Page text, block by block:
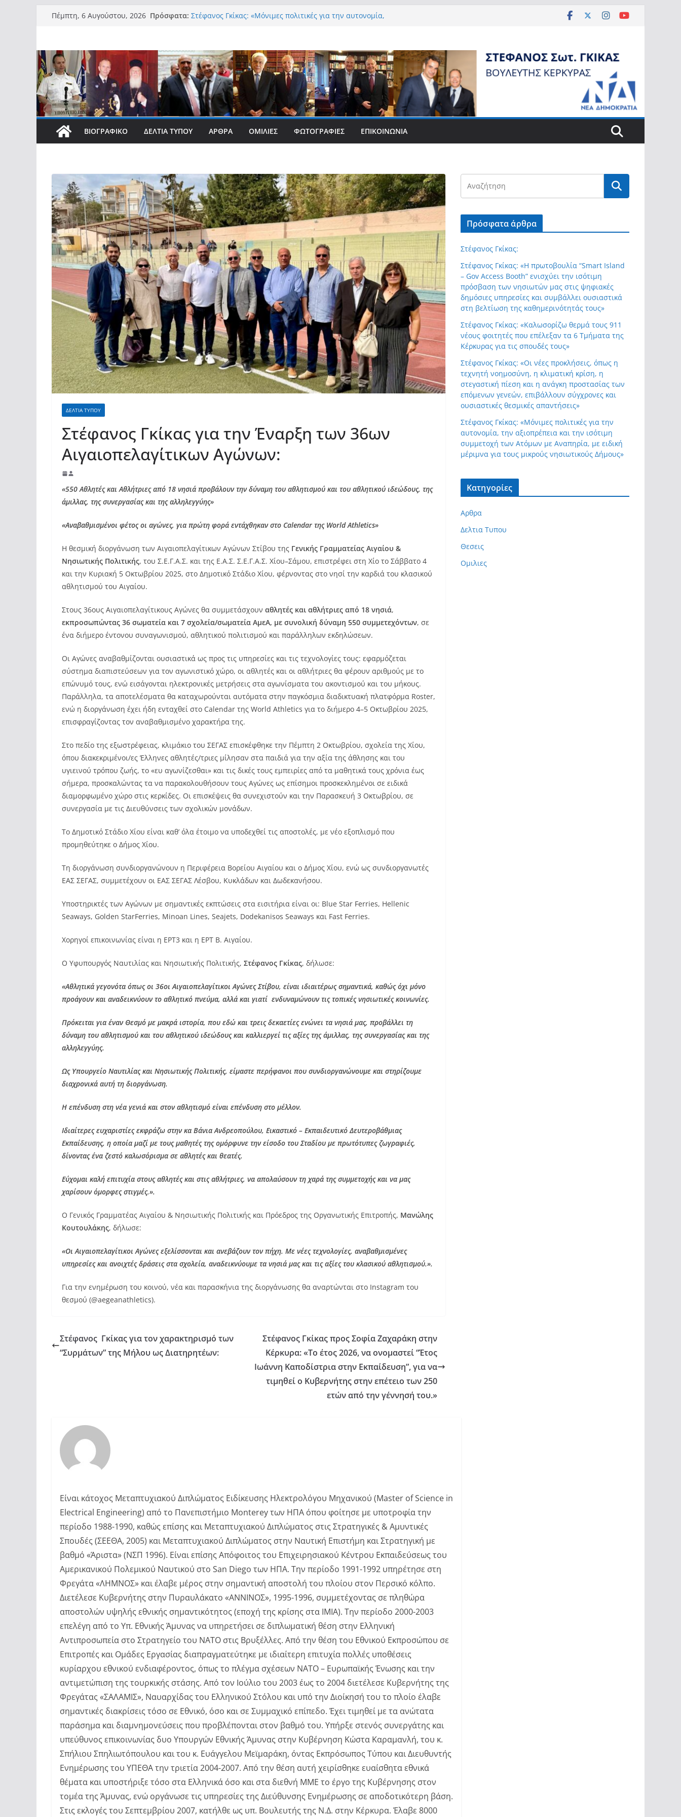
Μετάβαση
Πέμπτη, 6 Αυγούστου, 2026 Πρόσφατα: Στέφανος Γκίκας: «Μόνιμες πολιτικές για την αυτονομία,
Στέφανος Γκίκας:
Στέφανος Γκίκας: «Η πρωτοβουλία “Smart Island – Gov
Access Booth” ενισχύει την ισότιμη πρόσβαση των
νησιωτών μας στις ψηφιακές δημόσιες υπηρεσίες και
συμβάλλει ουσιαστικά στη βελτίωση της καθημερινότητάς
τους»
Στέφανος Γκίκας: «Καλωσορίζω θερμά τους 911 νέους
φοιτητές που επέλεξαν τα 6 Τμήματα της Κέρκυρας για τις
σπουδές τους»
σύγχρονες και ουσιαστικές θεσμικές απαντήσεις»
ΒΙΟΓΡΑΦΙΚΌ ΔΕΛΤΊΑ ΤΎΠΟΥ ΆΡΘΡΑ ΟΜΙΛΊΕΣ ΦΩΤΟΓΡΑΦΊΕΣ ΕΠΙΚΟΙΝΩΝΊΑ
ΔΕΛΤΙΑ ΤΥΠΟΥ
Στέφανος Γκίκας για την Έναρξη των 36ων
Αιγαιοπελαγίτικων Αγώνων:
«550 Αθλητές και Αθλήτριες από 18 νησιά προβάλουν την δύναμη του αθλητισμού και του αθλητικού ιδεώδους, της
άμιλλας, της συνεργασίας και της αλληλεγγύης»
«Αναβαθμισμένοι φέτος οι αγώνες, για πρώτη φορά εντάχθηκαν στο Calendar της World Athletics»
Η θεσμική διοργάνωση των Αιγαιοπελαγίτικων Αγώνων Στίβου της Γενικής Γραμματείας Αιγαίου &
Νησιωτικής Πολιτικής, του Σ.Ε.Γ.Α.Σ. και της Ε.Α.Σ. Σ.Ε.Γ.Α.Σ. Χίου–Σάμου, επιστρέφει στη Χίο το Σάββατο 4
και την Κυριακή 5 Οκτωβρίου 2025, στο Δημοτικό Στάδιο Χίου, φέρνοντας στο νησί την καρδιά του κλασικού
αθλητισμού του Αιγαίου.
Στους 36ους Αιγαιοπελαγίτικους Αγώνες θα συμμετάσχουν αθλητές και αθλήτριες από 18 νησιά,
εκπροσωπώντας 36 σωματεία και 7 σχολεία/σωματεία ΑμεΑ, με συνολική δύναμη 550 συμμετεχόντων, σε
ένα διήμερο έντονου συναγωνισμού, αθλητικού πολιτισμού και παράλληλων εκδηλώσεων.
Οι Αγώνες αναβαθμίζονται ουσιαστικά ως προς τις υπηρεσίες και τις τεχνολογίες τους: εφαρμόζεται
σύστημα διαπιστεύσεων για τον αγωνιστικό χώρο, οι αθλητές και οι αθλήτριες θα φέρουν αριθμούς με το
επώνυμό τους, ενώ εισάγονται ηλεκτρονικές μετρήσεις στα αγωνίσματα του ακοντισμού και του μήκους.
Παράλληλα, τα αποτελέσματα θα καταχωρούνται αυτόματα στην παγκόσμια διαδικτυακή πλατφόρμα Roster,
ενώ η διοργάνωση έχει ήδη ενταχθεί στο Calendar της World Athletics για το διήμερο 4–5 Οκτωβρίου 2025,
επισφραγίζοντας τον αναβαθμισμένο χαρακτήρα της.
Στο πεδίο της εξωστρέφειας, κλιμάκιο του ΣΕΓΑΣ επισκέφθηκε την Πέμπτη 2 Οκτωβρίου, σχολεία της Χίου,
όπου διακεκριμένοι/ες Έλληνες αθλητές/τριες μίλησαν στα παιδιά για την αξία της άθλησης και του
υγιεινού τρόπου ζωής, το «ευ αγωνίζεσθαι» και τις δικές τους εμπειρίες από τα μαθητικά τους χρόνια έως
σήμερα, προσκαλώντας τα να παρακολουθήσουν τους Αγώνες ως επίσημοι προσκεκλημένοι σε ειδικά
διαμορφωμένο χώρο στις κερκίδες. Οι επισκέψεις θα συνεχιστούν και την Παρασκευή 3 Οκτωβρίου, σε
συνεργασία με τις Διευθύνσεις των σχολικών μονάδων.
Το Δημοτικό Στάδιο Χίου είναι καθ’ όλα έτοιμο να υποδεχθεί τις αποστολές, με νέο εξοπλισμό που
προμηθεύτηκε ο Δήμος Χίου.
Τη διοργάνωση συνδιοργανώνουν η Περιφέρεια Βορείου Αιγαίου και ο Δήμος Χίου, ενώ ως συνδιοργανωτές
ΕΑΣ ΣΕΓΑΣ, συμμετέχουν οι ΕΑΣ ΣΕΓΑΣ Λέσβου, Κυκλάδων και Δωδεκανήσου.
Υποστηρικτές των Αγώνων με σημαντικές εκπτώσεις στα εισιτήρια είναι οι: Blue Star Ferries, Hellenic
Seaways, Golden StarFerries, Minoan Lines, Seajets, Dodekanisos Seaways και Fast Ferries.
Χορηγοί επικοινωνίας είναι η ΕΡΤ3 και η ΕΡΤ Β. Αιγαίου.
Ο Υφυπουργός Ναυτιλίας και Νησιωτικής Πολιτικής, Στέφανος Γκίκας, δήλωσε:
«Αθλητικά γεγονότα όπως οι 36οι Αιγαιοπελαγίτικοι Αγώνες Στίβου, είναι ιδιαιτέρως σημαντικά, καθώς όχι μόνο
προάγουν και αναδεικνύουν το αθλητικό πνεύμα, αλλά και γιατί ενδυναμώνουν τις τοπικές νησιωτικές κοινωνίες.
Πρόκειται για έναν Θεσμό με μακρά ιστορία, που εδώ και τρεις δεκαετίες ενώνει τα νησιά μας, προβάλλει τη
δύναμη του αθλητισμού και του αθλητικού ιδεώδους και καλλιεργεί τις αξίες της άμιλλας, της συνεργασίας και της
αλληλεγγύης.
Ως Υπουργείο Ναυτιλίας και Νησιωτικής Πολιτικής, είμαστε περήφανοι που συνδιοργανώνουμε και στηρίζουμε
διαχρονικά αυτή τη διοργάνωση.
Η επένδυση στη νέα γενιά και στον αθλητισμό είναι επένδυση στο μέλλον.
Ιδιαίτερες ευχαριστίες εκφράζω στην κα Βάνια Ανδρεοπούλου, Εικαστικό – Εκπαιδευτικό Δευτεροβάθμιας
Εκπαίδευσης, η οποία μαζί με τους μαθητές της ομόρφυνε την είσοδο του Σταδίου με πρωτότυπες ζωγραφιές,
δίνοντας ένα ζεστό καλωσόρισμα σε αθλητές και θεατές.
Εύχομαι καλή επιτυχία στους αθλητές και στις αθλήτριες, να απολαύσουν τη χαρά της συμμετοχής και να μας
χαρίσουν όμορφες στιγμές.».
Ο Γενικός Γραμματέας Αιγαίου & Νησιωτικής Πολιτικής και Πρόεδρος της Οργανωτικής Επιτροπής, Μανώλης
Κουτουλάκης, δήλωσε:
«Οι Αιγαιοπελαγίτικοι Αγώνες εξελίσσονται και ανεβάζουν τον πήχη. Με νέες τεχνολογίες, αναβαθμισμένες
υπηρεσίες και ανοιχτές δράσεις στα σχολεία, αναδεικνύουμε τα νησιά μας και τις αξίες του κλασικού αθλητισμού.».
Για την ενημέρωση του κοινού, νέα και παρασκήνια της διοργάνωσης θα αναρτώνται στο Instagram του
θεσμού (@aegeanathletics).
Στέφανος Γκίκας για τον χαρακτηρισμό των
“Συρμάτων” της Μήλου ως Διατηρητέων:
Στέφανος Γκίκας προς Σοφία Ζαχαράκη στην
Κέρκυρα: «Το έτος 2026, να ονομαστεί “Έτος
Ιωάννη Καποδίστρια στην Εκπαίδευση”, για να
τιμηθεί ο Κυβερνήτης στην επέτειο των 250
ετών από την γέννησή του.»
Είναι κάτοχος Μεταπτυχιακού Διπλώματος Ειδίκευσης Ηλεκτρολόγου Μηχανικού (Master of Science in
Electrical Engineering) από το Πανεπιστήμιο Monterey των ΗΠΑ όπου φοίτησε με υποτροφία την
περίοδο 1988-1990, καθώς επίσης και Μεταπτυχιακού Διπλώματος στις Στρατηγικές & Αμυντικές
Σπουδές (ΣΕΕΘΑ, 2005) και Μεταπτυχιακού Διπλώματος στην Ναυτική Επιστήμη και Στρατηγική με
βαθμό «Άριστα» (ΝΣΠ 1996). Είναι επίσης Απόφοιτος του Επιχειρησιακού Κέντρου Εκπαιδεύσεως του
Αμερικανικού Πολεμικού Ναυτικού στο San Diego των ΗΠΑ. Την περίοδο 1991-1992 υπηρέτησε στη
Φρεγάτα «ΛΗΜΝΟΣ» και έλαβε μέρος στην σημαντική αποστολή του πλοίου στον Περσικό κόλπο.
Διετέλεσε Κυβερνήτης στην Πυραυλάκατο «ΑΝΝΙΝΟΣ», 1995-1996, συμμετέχοντας σε πληθώρα
αποστολών υψηλής εθνικής σημαντικότητος (εποχή της κρίσης στα ΙΜΙΑ). Την περίοδο 2000-2003
επελέγη από το Υπ. Εθνικής Άμυνας να υπηρετήσει σε διπλωματική θέση στην Ελληνική
Αντιπροσωπεία στο Στρατηγείο του ΝΑΤΟ στις Βρυξέλλες. Από την θέση του Εθνικού Εκπροσώπου σε
Επιτροπές και Ομάδες Εργασίας διαπραγματεύτηκε με ιδιαίτερη επιτυχία πολλές υποθέσεις
κυρίαρχου εθνικού ενδιαφέροντος, όπως το πλέγμα σχέσεων ΝΑΤΟ – Ευρωπαϊκής Ένωσης και την
αντιμετώπιση της τουρκικής στάσης. Από τον Ιούλιο του 2003 έως το 2004 διετέλεσε Κυβερνήτης της
Φρεγάτας «ΣΑΛΑΜΙΣ», Ναυαρχίδας του Ελληνικού Στόλου και υπό την Διοίκησή του το πλοίο έλαβε
σημαντικές διακρίσεις τόσο σε Εθνικό, όσο και σε Συμμαχικό επίπεδο. Έχει τιμηθεί με τα ανώτατα
παράσημα και διαμνημονεύσεις που προβλέπονται στον βαθμό του. Υπήρξε στενός συνεργάτης και
υπεύθυνος επικοινωνίας δυο Υπουργών Εθνικής Άμυνας στην Κυβέρνηση Κώστα Καραμανλή, του κ.
Σπήλιου Σπηλιωτόπουλου και του κ. Ευάγγελου Μεϊμαράκη, όντας Εκπρόσωπος Τύπου και Διευθυντής
Ενημέρωσης του ΥΠΕΘΑ την τριετία 2004-2007. Από την θέση αυτή χειρίσθηκε ευαίσθητα εθνικά
θέματα και υποστήριξε τόσο στα Ελληνικά όσο και στα διεθνή ΜΜΕ το έργο της Κυβέρνησης στον
τομέα της Άμυνας, ενώ οργάνωσε τις υπηρεσίες της Διεύθυνσης Ενημέρωσης σε αποδοτικότερη βάση.
Στις εκλογές του Σεπτεμβρίου 2007, κατήλθε ως υπ. Βουλευτής της Ν.Δ. στην Κέρκυρα. Έλαβε 8000
Πρόσφατα άρθρα
Στέφανος Γκίκας:
Στέφανος Γκίκας: «Η πρωτοβουλία “Smart Island
– Gov Access Booth” ενισχύει την ισότιμη
πρόσβαση των νησιωτών μας στις ψηφιακές
δημόσιες υπηρεσίες και συμβάλλει ουσιαστικά
στη βελτίωση της καθημερινότητάς τους»
Στέφανος Γκίκας: «Καλωσορίζω θερμά τους 911
νέους φοιτητές που επέλεξαν τα 6 Τμήματα της
Κέρκυρας για τις σπουδές τους»
Στέφανος Γκίκας: «Οι νέες προκλήσεις, όπως η
τεχνητή νοημοσύνη, η κλιματική κρίση, η
στεγαστική πίεση και η ανάγκη προστασίας των
επόμενων γενεών, επιβάλλουν σύγχρονες και
ουσιαστικές θεσμικές απαντήσεις»
Στέφανος Γκίκας: «Μόνιμες πολιτικές για την
αυτονομία, την αξιοπρέπεια και την ισότιμη
συμμετοχή των Ατόμων με Αναπηρία, με ειδική
μέριμνα για τους μικρούς νησιωτικούς Δήμους»
Kατηγορίες
Αρθρα
Δελτια Τυπου
Θεσεις
Ομιλιες